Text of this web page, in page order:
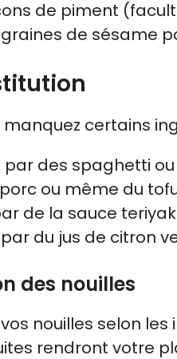
de piment
de sésame
manquez certains
par des spaghetti
ou même du
de la sauce
du jus de citron
des nouilles
nouilles selon
rendront votre